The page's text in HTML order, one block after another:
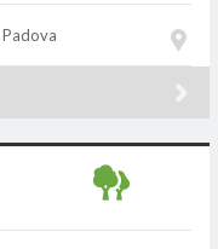
Padova